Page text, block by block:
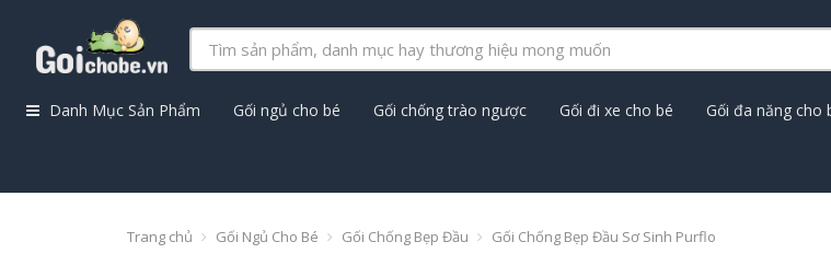
Danh Mục Sản Phẩm Gối ngủ cho bé Gối chống trào ngược Gối đi xe cho bé Gối đa năng cho
Trang chủ Gối Ngủ Cho Bé Gối Chống Bẹp Đầu Gối Chống Bẹp Đầu Sơ Sinh Purflo